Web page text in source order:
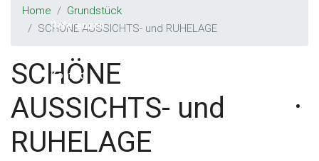
Referenzen
Kontakt
Home
Grundstück
SCHÖNE AUSSICHTS- und RUHELAGE
SCHÖNE
AUSSICHTS- und
RUHELAGE